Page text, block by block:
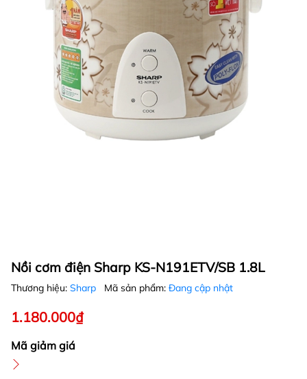
Nồi cơm điện Sharp KS-N191ETV/SB 1.8L
Thương hiệu: Sharp Mã sản phẩm: Đang cập nhật
1.180.000₫
Mã giảm giá